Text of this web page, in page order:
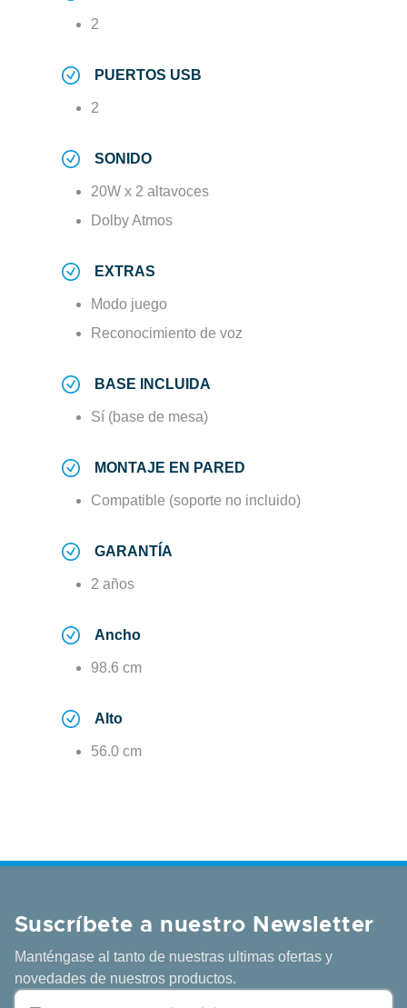
2
PUERTOS USB
2
SONIDO
20W x 2 altavoces
Dolby Atmos
EXTRAS
Modo juego
Reconocimiento de voz
BASE INCLUIDA
Sí (base de mesa)
MONTAJE EN PARED
Compatible (soporte no incluido)
GARANTÍA
2 años
Ancho
98.6 cm
Alto
56.0 cm
Suscríbete a nuestro Newsletter
Manténgase al tanto de nuestras ultimas ofertas y
novedades de nuestros productos.